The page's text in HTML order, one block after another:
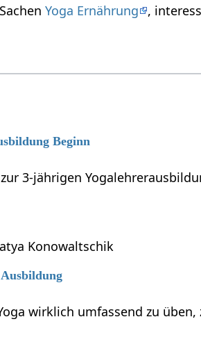
Yoga Ernährung ,
Beginn
3-jährigen
Konowaltschik
Ausbildung
wirklich umfassend zu